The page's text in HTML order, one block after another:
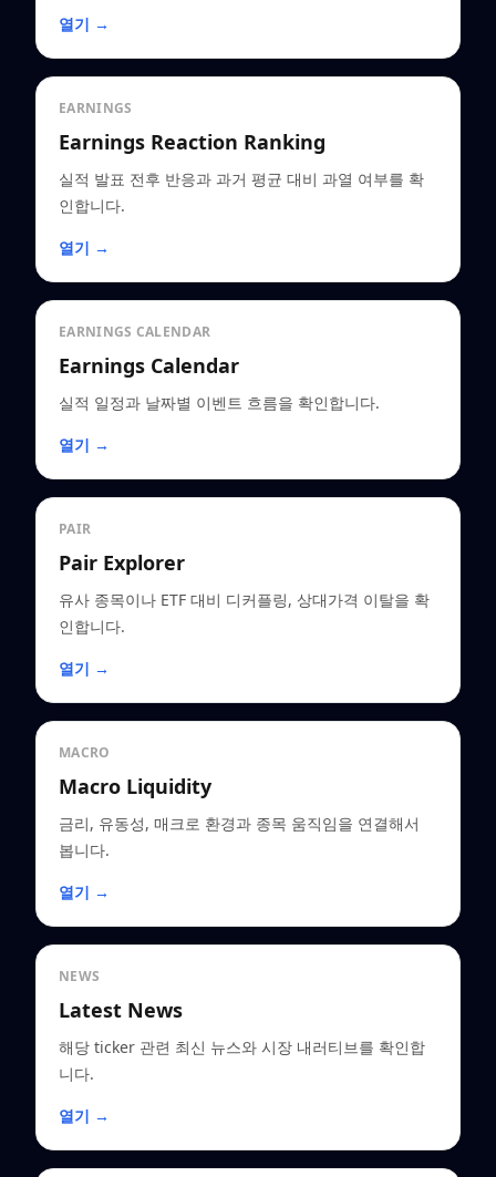
열기 →
EARNINGS
Earnings Reaction Ranking
실적 발표 전후 반응과 과거 평균 대비 과열 여부를 확
인합니다.
열기 →
EARNINGS CALENDAR
Earnings Calendar
실적 일정과 날짜별 이벤트 흐름을 확인합니다.
열기 →
PAIR
Pair Explorer
유사 종목이나 ETF 대비 디커플링, 상대가격 이탈을 확
인합니다.
열기 →
MACRO
Macro Liquidity
금리, 유동성, 매크로 환경과 종목 움직임을 연결해서
봅니다.
열기 →
NEWS
Latest News
해당 ticker 관련 최신 뉴스와 시장 내러티브를 확인합
니다.
열기 →